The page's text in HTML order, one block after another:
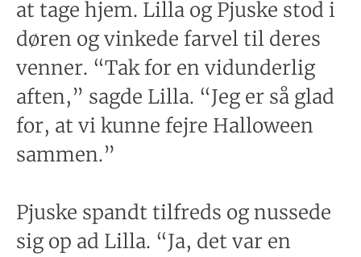
at tage hjem. Lilla og Pjuske stod i
døren og vinkede farvel til deres
venner. “Tak for en vidunderlig
aften,” sagde Lilla. “Jeg er så glad
for, at vi kunne fejre Halloween
sammen.”
Pjuske spandt tilfreds og nussede
sig op ad Lilla. “Ja, det var en